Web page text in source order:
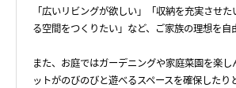
「広いリビングが欲しい」「収納を充実させ
る空間をつくりたい」など、ご家族の理想を自
また、お庭ではガーデニングや家庭菜園を楽
ットがのびのびと遊べるスペースを確保したり